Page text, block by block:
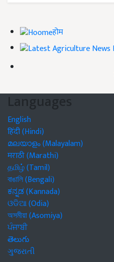
होम
Languages
English
हिंदी (Hindi)
മലയാളം (Malayalam)
मराठी (Marathi)
தமிழ் (Tamil)
বাঙালি (Bengali)
ಕನ್ನಡ (Kannada)
ଓଡିଆ (Odia)
অসমীয়া (Asomiya)
ਪੰਜਾਬੀ
తెలుగు
ગુજરાતી